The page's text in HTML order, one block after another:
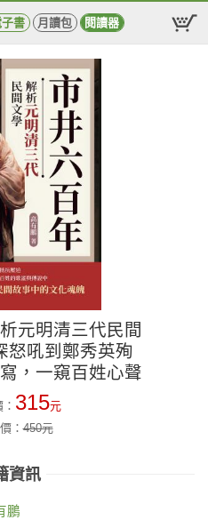
子書 月讀包 閱讀器
元明清三代民間
怒吼到鄭秀英殉
，一窺百姓心聲
315元
：450元
資訊
鵬